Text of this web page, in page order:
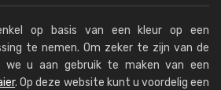
op basis van een kleur op een
te nemen. Om zeker te zijn van de
we u aan gebruik te maken van een
. Op deze website kunt u voordelig een